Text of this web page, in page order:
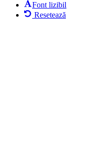
Font lizibil
Resetează